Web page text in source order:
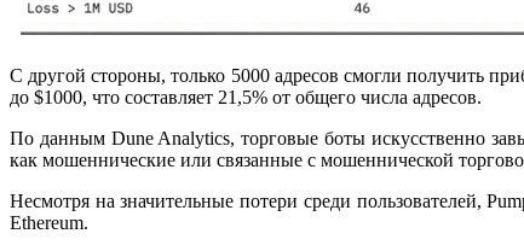
С другой стороны, только 5000 адресов смогли получить
до $1000, что составляет 21,5% от общего числа адресов.
По данным Dune Analytics, торговые боты искусственно
как мошеннические или связанные с мошеннической
Несмотря на значительные потери среди пользователей,
Ethereum.